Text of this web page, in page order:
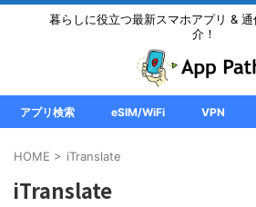
暮らしに役立つ最新スマホアプリ &
介！
アプリ検索 eSIM/WiFi VPN
HOME > iTranslate
iTranslate